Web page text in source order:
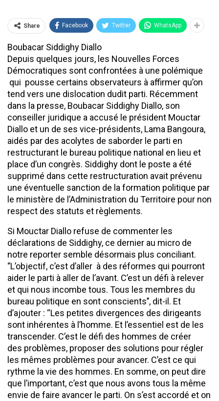
Share Facebook Twitter WhatsApp
Boubacar Siddighy Diallo
Depuis quelques jours, les Nouvelles Forces
Démocratiques sont confrontées à une polémique
qui pousse certains observateurs à affirmer qu’on
tend vers une dislocation dudit parti. Récemment
dans la presse, Boubacar Siddighy Diallo, son
conseiller juridique a accusé le président Mouctar
Diallo et un de ses vice-présidents, Lama Bangoura,
aidés par des acolytes de saborder le parti en
restructurant le bureau politique national en lieu et
place d’un congrès. Siddighy dont le poste a été
supprimé dans cette restructuration avait prévenu
une éventuelle sanction de la formation politique par
le ministère de l’Administration du Territoire pour non
respect des statuts et règlements.
Si Mouctar Diallo refuse de commenter les
déclarations de Siddighy, ce dernier au micro de
notre reporter semble désormais plus conciliant.
‘’L’objectif, c’est d’aller à des réformes qui pourront
aider le parti à aller de l’avant. C’est un défi à relever
et qui nous incombe tous. Tous les membres du
bureau politique en sont conscients’’, dit-il. Et
d’ajouter : ‘‘Les petites divergences des dirigeants
sont inhérentes à l’homme. Et l’essentiel est de les
transcender. C’est le défi des hommes de créer
des problèmes, proposer des solutions pour régler
les mêmes problèmes pour avancer. C’est ce qui
rythme la vie des hommes. En somme, on peut dire
que l’important, c’est que nous avons tous la même
envie de faire avancer le parti. On s’est accordé et on